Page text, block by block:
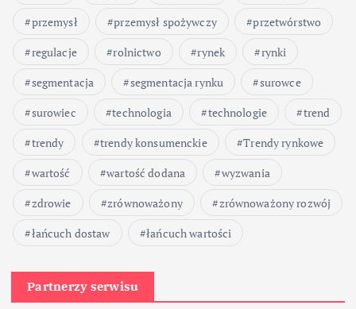
przemysł
przemysł spożywczy
przetwórstwo
regulacje
rolnictwo rynek
rynki
segmentacja
segmentacja rynku
surowce
surowiec
technologia technologie
trend
trendy
trendy konsumenckie
Trendy rynkowe
wartość
wartość dodana
wyzwania
zdrowie
zrównoważony
zrównoważony rozwój
łańcuch dostaw
łańcuch wartości
Partnerzy serwisu